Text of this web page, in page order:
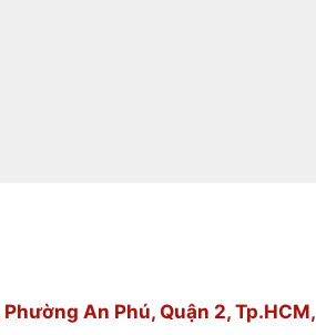
An Phú, Quận 2, Tp.HCM,